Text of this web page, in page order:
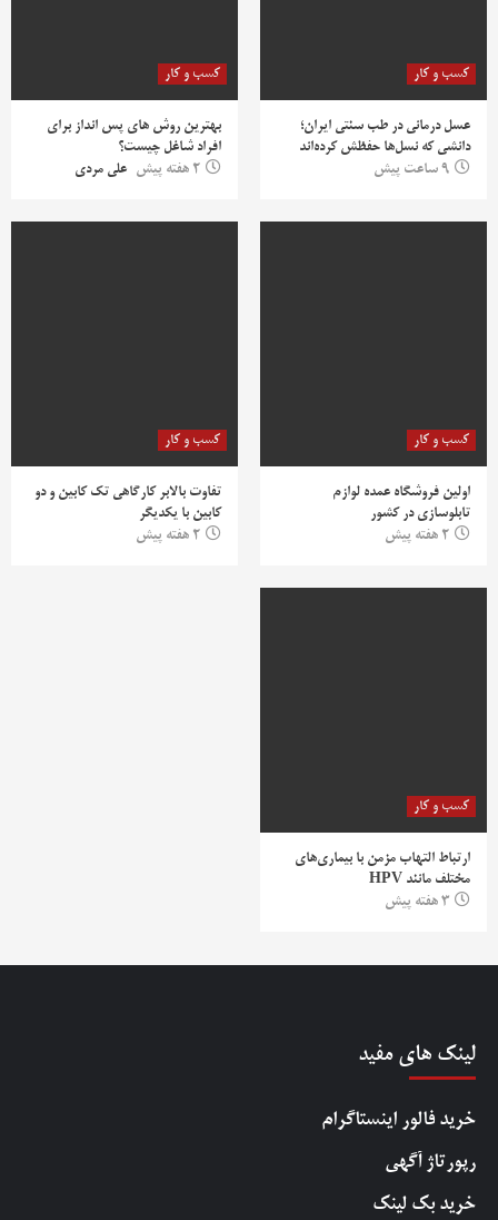
کسب و کار
عسل درمانی در طب سنتی ایران؛
دانشی که نسل‌ها حفظش کرده‌اند
9 ساعت پیش
کسب و کار
بهترین روش‌ های پس‌ انداز برای
افراد شاغل چیست؟
2 هفته پیش
علی مردی
کسب و کار
اولین فروشگاه عمده لوازم
تابلوسازی در کشور
2 هفته پیش
کسب و کار
تفاوت بالابر کارگاهی تک کابین و دو
کابین با یکدیگر
2 هفته پیش
کسب و کار
ارتباط التهاب مزمن با بیماری‌های
مختلف مانند HPV
3 هفته پیش
لینک های مفید
خرید فالور اینستاگرام
رپورتاژ آگهی
خرید بک لینک